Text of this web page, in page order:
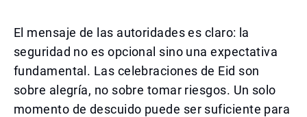
El mensaje de las autoridades es claro: la
seguridad no es opcional sino una expectativa
fundamental. Las celebraciones de Eid son
sobre alegría, no sobre tomar riesgos. Un solo
momento de descuido puede ser suficiente para